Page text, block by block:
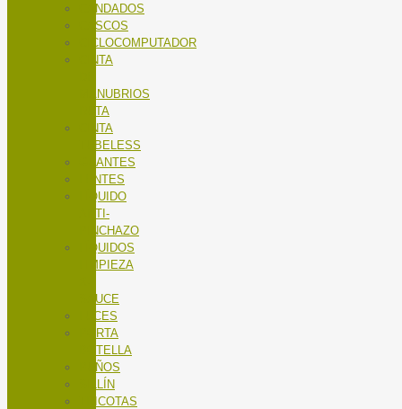
CANDADOS
CASCOS
CICLOCOMPUTADOR
CINTA
MANUBRIOS
RUTA
CINTA
TUBELESS
GUANTES
LENTES
LÍQUIDO
ANTI-
PINCHAZO
LÍQUIDOS
LIMPIEZA
SAUCE
LUCES
PORTA
BOTELLA
PUÑOS
SILLÍN
TRICOTAS